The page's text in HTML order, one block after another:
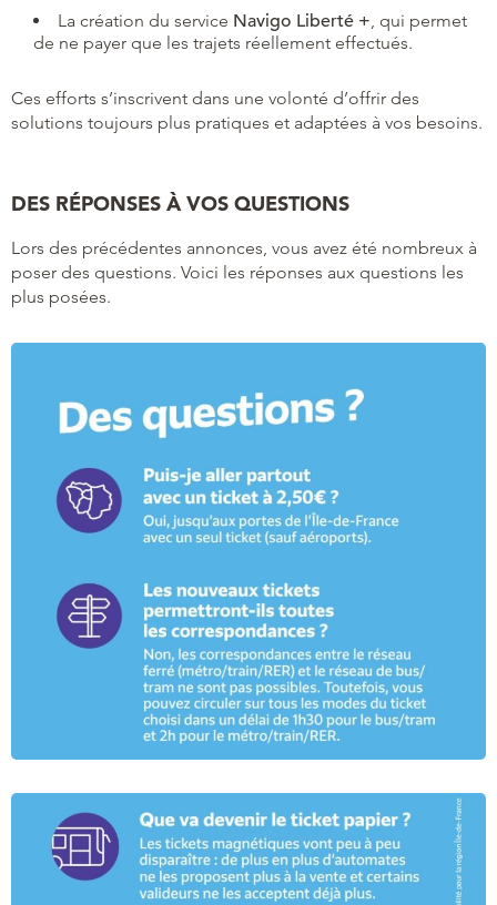
La création du service Navigo Liberté + , qui permet
de ne payer que les trajets réellement effectués.
Ces efforts s’inscrivent dans une volonté d’offrir des
solutions toujours plus pratiques et adaptées à vos besoins.
DES RÉPONSES À VOS QUESTIONS
Lors des précédentes annonces, vous avez été nombreux à
poser des questions. Voici les réponses aux questions les
plus posées.